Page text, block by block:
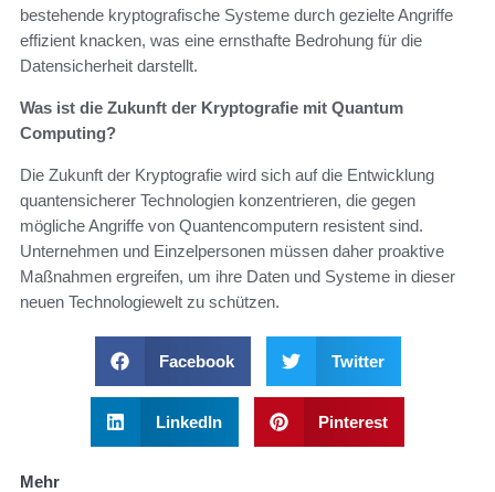
bestehende kryptografische Systeme durch gezielte Angriffe
effizient knacken, was eine ernsthafte Bedrohung für die
Datensicherheit darstellt.
Was ist die Zukunft der Kryptografie mit Quantum
Computing?
Die Zukunft der Kryptografie wird sich auf die Entwicklung
quantensicherer Technologien konzentrieren, die gegen
mögliche Angriffe von Quantencomputern resistent sind.
Unternehmen und Einzelpersonen müssen daher proaktive
Maßnahmen ergreifen, um ihre Daten und Systeme in dieser
neuen Technologiewelt zu schützen.
Facebook Twitter
LinkedIn Pinterest
Mehr